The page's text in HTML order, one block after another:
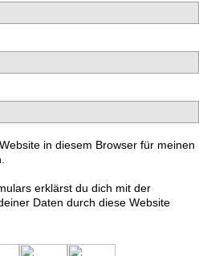
in diesem Browser für meinen
erklärst du dich mit der
Daten durch diese Website